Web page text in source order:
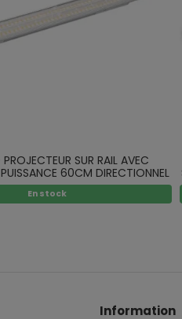
SUR RAIL AVEC
60CM DIRECTIONNEL
BLANC LED SMD
En stock
Information